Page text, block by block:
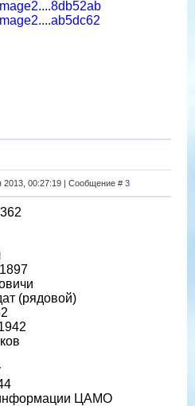
2013, 00:27:19 | Сообщение # 3
(рядовой)
информации ЦАМО